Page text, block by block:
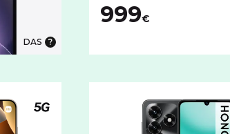
DAS
999€
Téléphone compatible 5G